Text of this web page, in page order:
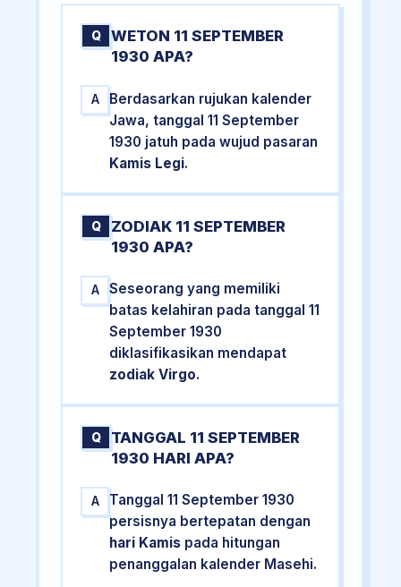
Q
WETON 11 SEPTEMBER
1930 APA?
A
Berdasarkan rujukan kalender
Jawa, tanggal 11 September
1930 jatuh pada wujud pasaran
Kamis Legi.
Q
ZODIAK 11 SEPTEMBER
1930 APA?
A
Seseorang yang memiliki
batas kelahiran pada tanggal 11
September 1930
diklasifikasikan mendapat
zodiak Virgo.
Q
TANGGAL 11 SEPTEMBER
1930 HARI APA?
A
Tanggal 11 September 1930
persisnya bertepatan dengan
hari Kamis pada hitungan
penanggalan kalender Masehi.